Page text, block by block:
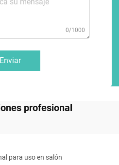
0/1000
Enviar
profesional
para uso en salón